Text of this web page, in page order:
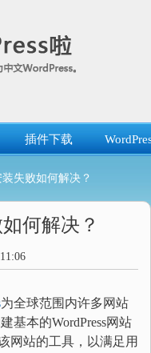
插件下载
失败如何解决？
何解决？
11:06
为全球范围内许多网站
基本的WordPress网站
网站的工具，以满足用